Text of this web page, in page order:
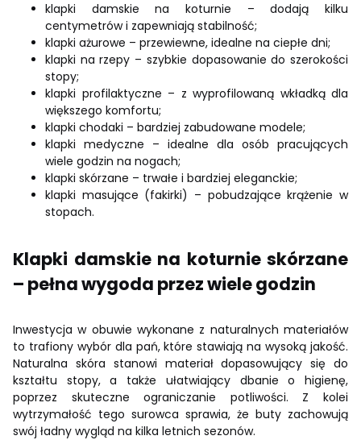
klapki damskie na koturnie – dodają kilku
centymetrów i zapewniają stabilność;
klapki ażurowe – przewiewne, idealne na ciepłe dni;
klapki na rzepy – szybkie dopasowanie do szerokości
stopy;
klapki profilaktyczne – z wyprofilowaną wkładką dla
większego komfortu;
klapki chodaki – bardziej zabudowane modele;
klapki medyczne – idealne dla osób pracujących
wiele godzin na nogach;
klapki skórzane – trwałe i bardziej eleganckie;
klapki masujące (fakirki) – pobudzające krążenie w
stopach.
Klapki damskie na koturnie skórzane
– pełna wygoda przez wiele godzin
Inwestycja w obuwie wykonane z naturalnych materiałów
to trafiony wybór dla pań, które stawiają na wysoką jakość.
Naturalna skóra stanowi materiał dopasowujący się do
kształtu stopy, a także ułatwiający dbanie o higienę,
poprzez skuteczne ograniczanie potliwości. Z kolei
wytrzymałość tego surowca sprawia, że buty zachowują
swój ładny wygląd na kilka letnich sezonów.